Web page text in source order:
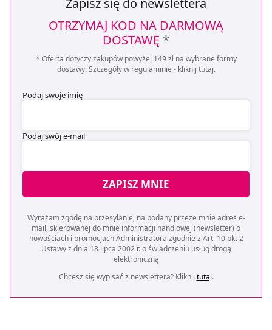
Zapisz się do newslettera
OTRZYMAJ KOD NA DARMOWĄ
DOSTAWĘ *
* Oferta dotyczy zakupów powyżej 149 zł na wybrane formy
dostawy. Szczegóły w regulaminie - kliknij tutaj.
Podaj swoje imię
Podaj swój e-mail
ZAPISZ MNIE
Wyrażam zgodę na przesyłanie, na podany przeze mnie adres e-
mail, skierowanej do mnie informacji handlowej (newsletter) o
nowościach i promocjach Administratora zgodnie z Art. 10 pkt 2
Ustawy z dnia 18 lipca 2002 r. o świadczeniu usług drogą
elektroniczną
Chcesz się wypisać z newslettera? Kliknij tutaj.